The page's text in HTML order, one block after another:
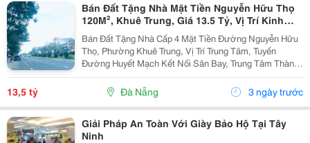
Bán Đất Tặng Nhà Mặt Tiền Nguyễn Hữu Thọ
120M², Khuê Trung, Giá 13.5 Tỷ, Vị Trí Kinh
Doanh Đẹp
Bán Đất Tặng Nhà Cấp 4 Mặt Tiền Đường Nguyễn Hữu
Thọ, Phường Khuê Trung, Vị Trí Trung Tâm, Tuyến
Đường Huyết Mạch Kết Nối Sân Bay, Trung Tâm Thành
Phố Và Các Khu Thương Mại Sầm Uất. Thông Tin Bất
Động Sản: Địa Chỉ: Mặt Tiền Nguyễn Hữu Thọ, Gần
13,5 tỷ Đà Nẵng 3 ngày trước
Giải Pháp An Toàn Với Giày Bảo Hộ Tại Tây
Ninh